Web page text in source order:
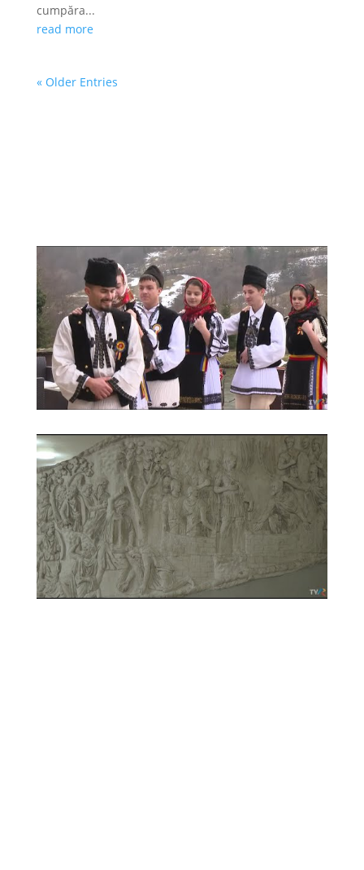
cumpăra...
read more
« Older Entries